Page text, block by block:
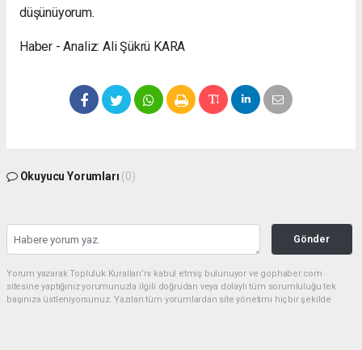
düşünüyorum.
Haber - Analiz: Ali Şükrü KARA
Okuyucu Yorumları (0)
Gönder
Yorum yazarak Topluluk Kuralları’nı kabul etmiş bulunuyor ve gophaber.com
sitesine yaptığınız yorumunuzla ilgili doğrudan veya dolaylı tüm sorumluluğu tek
başınıza üstleniyorsunuz. Yazılan tüm yorumlardan site yönetimi hiçbir şekilde